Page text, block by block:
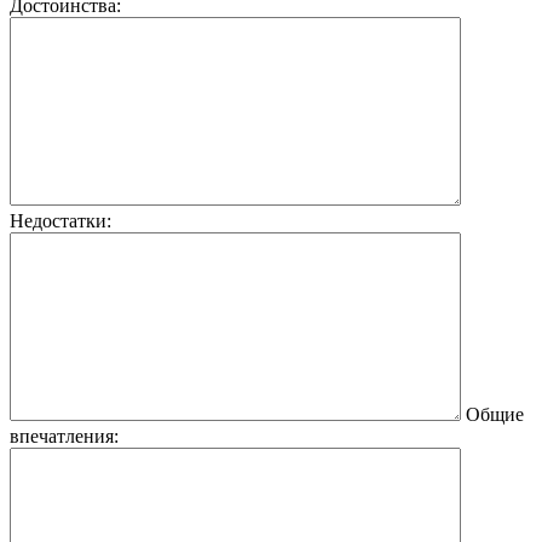
Достоинства:
Недостатки:
Общие
впечатления: